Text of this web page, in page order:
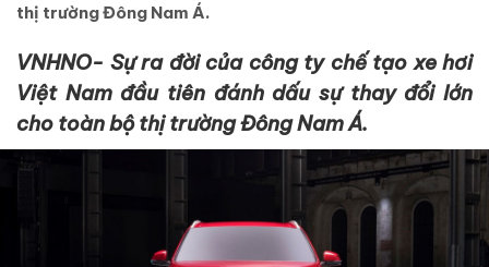
thị trường Đông Nam Á.
VNHNO- Sự ra đời của công ty chế tạo xe hơi
Việt Nam đầu tiên đánh dấu sự thay đổi lớn
cho toàn bộ thị trường Đông Nam Á.